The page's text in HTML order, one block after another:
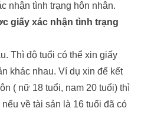
nhận tình trạng hôn nhân.
giấy xác nhận tình trạng
Thì độ tuổi có thể xin giấy
khác nhau. Ví dụ xin để kết
( nữ 18 tuổi, nam 20 tuổi) thì
về tài sản là 16 tuổi đã có